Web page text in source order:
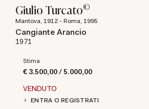
Giulio Turcato©
Mantova, 1912 - Roma, 1995
Cangiante Arancio
1971
Stima
€ 3.500,00 / 5.000,00
VENDUTO
ENTRA O REGISTRATI